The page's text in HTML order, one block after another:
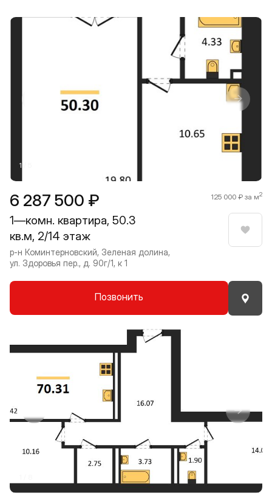
6 287 500 ₽ 125 000 ₽ за м2
1—комн. квартира, 50.3
кв.м, 2/14 этаж
р-н Коминтерновский, Зеленая долина,
ул. Здоровья пер., д. 90г/1, к 1
Позвонить
1 / 5
Прокрутить влево
Прокрутить влево